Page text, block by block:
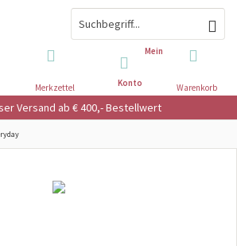
Versand ab € 400,- Bestellwert
Warenkorb
Merkzettel
Mein
Konto